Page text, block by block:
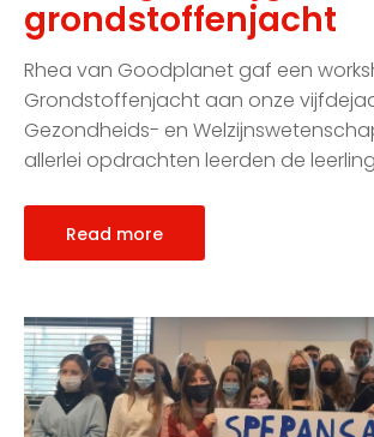
grondstoffenjacht
Rhea van Goodplanet gaf een
Grondstoffenjacht aan onze
Gezondheids- en
allerlei opdrachten leerden de
Read more